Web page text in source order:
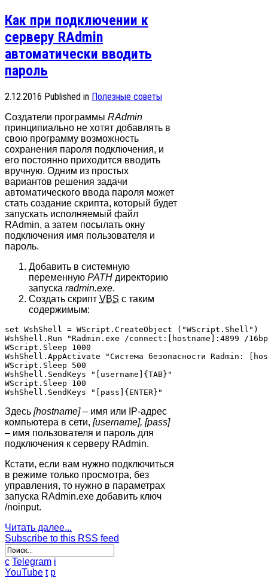
Как при подключении к
серверу RAdmin
автоматически вводить
пароль
2.12.2016 Published in Полезные советы
Создатели программы RAdmin
принципиально не хотят добавлять в
свою программу возможность
сохранения пароля подключения, и
его постоянно приходится вводить
вручную. Одним из простых
вариантов решения задачи
автоматического ввода пароля может
стать создание скрипта, который будет
запускать исполняемый файл
RAdmin, а затем посылать окну
подключения имя пользователя и
пароль.
Добавить в системную
переменную PATH директорию
запуска radmin.exe.
Создать скрипт VBS с таким
содержимым:
set WshShell = WScript.CreateObject ("WScript.Shell")
WshShell.Run "Radmin.exe /connect:[hostname]:4899 /
WScript.Sleep 1000
WshShell.AppActivate "Система безопасности Radmin:
WScript.Sleep 500
WshShell.SendKeys "[username]{TAB}"
WScript.Sleep 100
Здесь [hostname]– имя или IP-адрес
компьютера в сети, [username], [pass]
– имя пользователя и пароль для
подключения к серверу RAdmin.
Кстати, если вам нужно подключиться
в режиме только просмотра, без
управления, то нужно в параметрах
запуска RAdmin.exe добавить ключ
/noinput.
Читать далее...
Subscribe to this RSS feed
c Telegram i
YouTube t p